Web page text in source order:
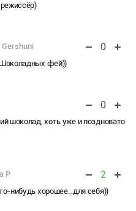
Gershuni 0
фей))
0
шоколад, хоть уже и поздновато
Masha P 2
нибудь хорошее...для себя))